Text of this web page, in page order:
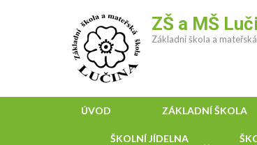
ZŠ a MŠ
Základní škola a
ÚVOD ZÁKLADNÍ ŠKOLA
ŠKOLNÍ JÍDELNA